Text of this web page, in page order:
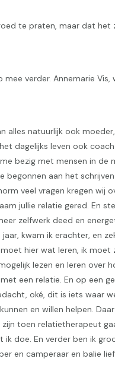
te praten, maar dat het
mee verder. Annemarie Vis,
alles natuurlijk ook
dagelijks leven ook
bezig met mensen in de
begonnen aan het
veel vragen kregen wij
jullie relatie gered. En
zelfwerk deed en
kwam ik erachter, en
hier wat leren, ik moet
lezen en leren over
een relatie. En op een
oké, dit is iets waar
en willen helpen.
toen relatietherapeut
ik doe. En verder ben ik
en camperaar en balie